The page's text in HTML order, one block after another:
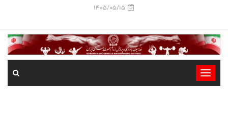
1405/05/15
-
-